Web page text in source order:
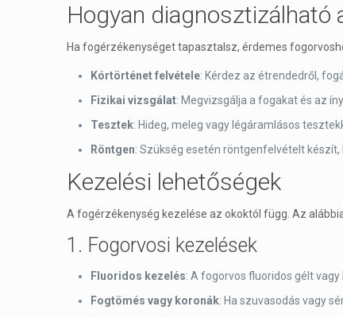
Hogyan diagnosztizálható
Ha fogérzékenységet tapasztalsz, érdemes
Kórtörténet felvétele: Kérdez az étrendedről,
Fizikai vizsgálat: Megvizsgálja a fogakat és az
Tesztek: Hideg, meleg vagy légáramlásos
Röntgen: Szükség esetén röntgenfelvételt
Kezelési lehetőségek
A fogérzékenység kezelése az okoktól függ. Az
1. Fogorvosi kezelések
Fluoridos kezelés: A fogorvos fluoridos gélt
Fogtömés vagy koronák: Ha szuvasodás vagy